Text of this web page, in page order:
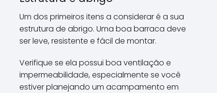
Um dos primeiros itens a considerar é a sua
estrutura de abrigo. Uma boa barraca deve
ser leve, resistente e fácil de montar.
Verifique se ela possui boa ventilação e
impermeabilidade, especialmente se você
estiver planejando um acampamento em